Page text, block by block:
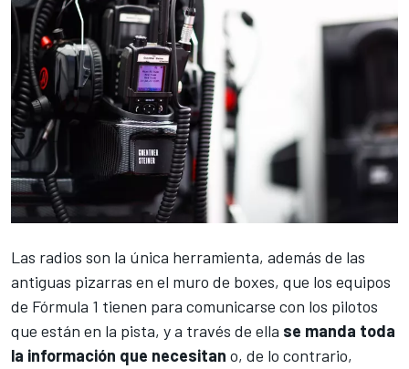
Las radios son la única herramienta, además de las
antiguas pizarras en el muro de boxes, que los equipos
de Fórmula 1 tienen para comunicarse con los pilotos
que están en la pista, y a través de ella se manda toda
la información que necesitan o, de lo contrario,